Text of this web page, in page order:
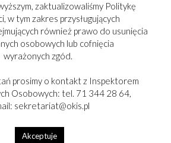
zaktualizowaliśmy Politykę
w tym zakres przysługujących
również prawo do usunięcia
osobowych lub cofnięcia
wyrażonych zgód.
prosimy o kontakt z Inspektorem
Osobowych: tel. 71 344 28 64,
sekretariat@okis.pl
Akceptuje